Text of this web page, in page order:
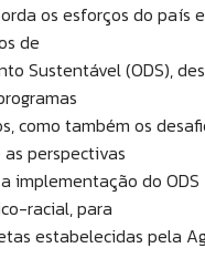
os esforços do país
de
Sustentável (ODS),
como também os
perspectivas
implementação do ODS
racial, para
estabelecidas pela